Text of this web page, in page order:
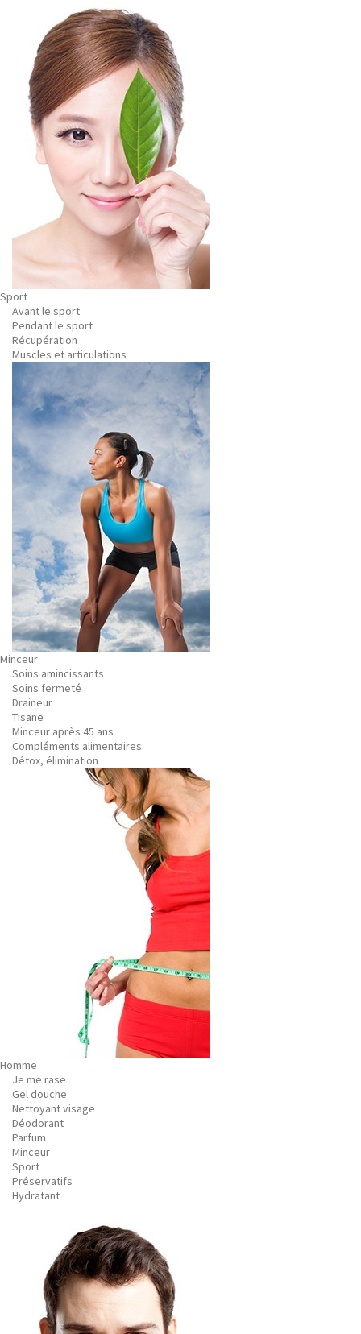
Sport
Avant le sport
Pendant le sport
Récupération
Muscles et articulations
Minceur
Soins amincissants
Soins fermeté
Draineur
Tisane
Minceur après 45 ans
Compléments alimentaires
Détox, élimination
Homme
Je me rase
Gel douche
Nettoyant visage
Déodorant
Parfum
Minceur
Sport
Préservatifs
Hydratant